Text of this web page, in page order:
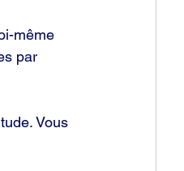
même
par
Vous